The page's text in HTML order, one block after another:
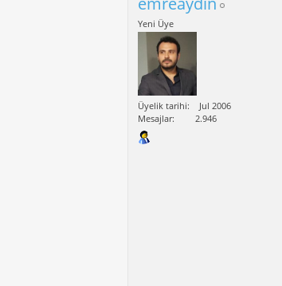
Yeni Üye
Üyelik tarihi
Jul 2006
Mesajlar
2.946